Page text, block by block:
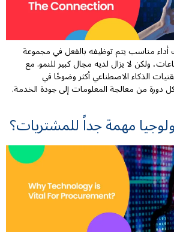
أداء مناسب يتم توظيفه بالفعل في مجموعة
ولكن لا يزال لديه مجال كبير للنمو. مع
الذكاء الاصطناعي أكثر وضوحًا في
دورة من معالجة المعلومات إلى جودة الخدمة.
مهمة جداً للمشتريات؟